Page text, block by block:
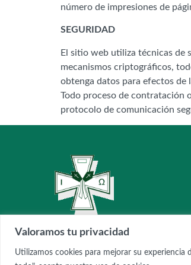
Valoramos tu privacidad
Utilizamos cookies para mejorar su
número de impresiones de
SEGURIDAD
El sitio web utiliza técnicas de
mecanismos criptográficos,
obtenga datos para efectos de
Todo proceso de contratación
protocolo de comunicación